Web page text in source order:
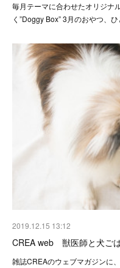
毎月テーマに合わせたオリジナ
く”Doggy Box” 3月のおやつ、
2019.12.15 13:12
CREA web 獣医師と犬ご
雑誌CREAのウェブマガジンに